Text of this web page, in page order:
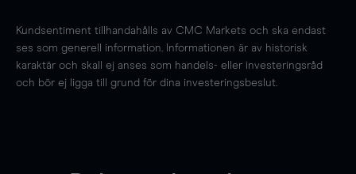
Kundsentiment tillhandahålls av CMC Markets och ska endast
ses som generell information. Informationen är av historisk
karaktär och skall ej anses som handels- eller investeringsråd
och bör ej ligga till grund för dina investeringsbeslut.